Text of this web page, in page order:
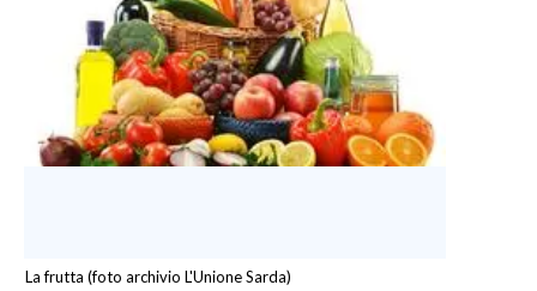
La frutta (foto archivio L'Unione Sarda)